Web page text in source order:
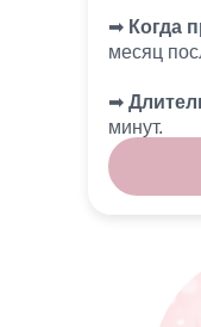
➡︎ Когда
месяц
➡︎
минут.